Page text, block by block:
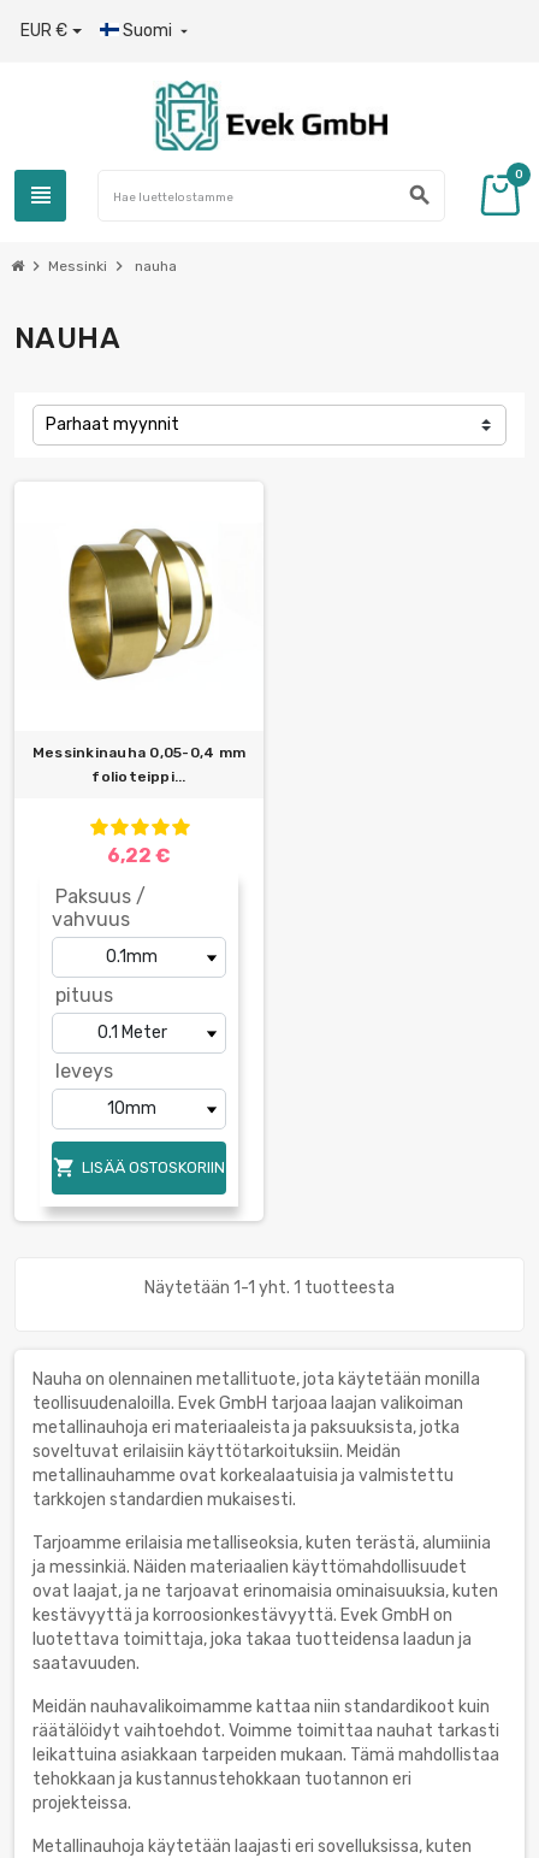
EUR € Suomi 
view_headline search
0
chevron_right Messinki chevron_right nauha
NAUHA
Parhaat myynnit
Messinkinauha 0,05-0,4 mm
folioteippi...
6,22 €
Paksuus /
vahvuus
pituus
leveys
 LISÄÄ OSTOSKORIIN
Näytetään 1-1 yht. 1 tuotteesta
Nauha on olennainen metallituote, jota käytetään monilla
teollisuudenaloilla. Evek GmbH tarjoaa laajan valikoiman
metallinauhoja eri materiaaleista ja paksuuksista, jotka
soveltuvat erilaisiin käyttötarkoituksiin. Meidän
metallinauhamme ovat korkealaatuisia ja valmistettu
tarkkojen standardien mukaisesti.
Tarjoamme erilaisia metalliseoksia, kuten terästä, alumiinia
ja messinkiä. Näiden materiaalien käyttömahdollisuudet
ovat laajat, ja ne tarjoavat erinomaisia ominaisuuksia, kuten
kestävyyttä ja korroosionkestävyyttä. Evek GmbH on
luotettava toimittaja, joka takaa tuotteidensa laadun ja
saatavuuden.
Meidän nauhavalikoimamme kattaa niin standardikoot kuin
räätälöidyt vaihtoehdot. Voimme toimittaa nauhat tarkasti
leikattuina asiakkaan tarpeiden mukaan. Tämä mahdollistaa
tehokkaan ja kustannustehokkaan tuotannon eri
projekteissa.
Metallinauhoja käytetään laajasti eri sovelluksissa, kuten